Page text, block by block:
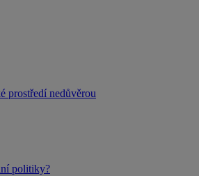
prostředí nedůvěrou
politiky?